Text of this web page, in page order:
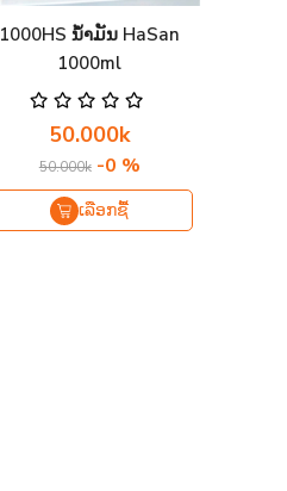
1000HS ນ້ຳມັນ HaSan
1000ml
50.000k
50.000k -0 %
ເລືອກຊື້